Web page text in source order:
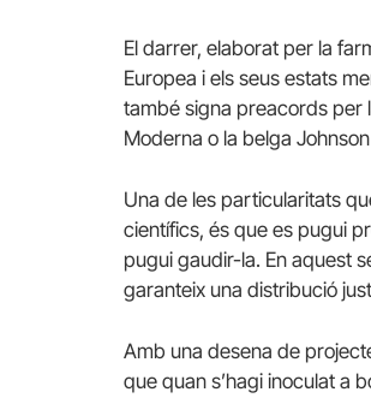
El darrer, elaborat per la
Europea i els seus estats
també signa preacords per
Moderna o la belga
Una de les particularitats
científics, és que es pugui
pugui gaudir-la. En aquest
garanteix una distribució
Amb una desena de
que quan s’hagi inoculat a